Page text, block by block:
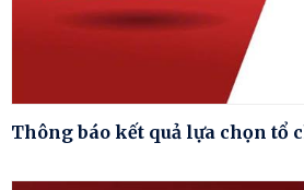
Thông báo kết quả lựa chọn tổ